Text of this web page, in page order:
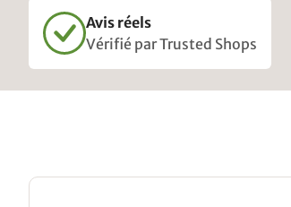
Avis réels
Vérifié par Trusted Shops